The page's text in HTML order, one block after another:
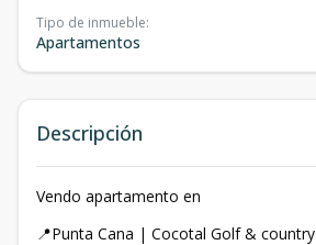
Tipo de inmueble:
Apartamentos
Descripción
Vendo apartamento en
📍Punta Cana | Cocotal Golf &